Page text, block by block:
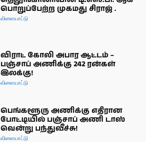
பொறுப்பேற்ற முகமது சிராஜ் .
விளையாட்டு
விராட் கோலி அபார ஆட்டம் –
பஞ்சாப் அணிக்கு 242 ரன்கள்
இலக்கு!
விளையாட்டு
பெங்களூரு அணிக்கு எதிரான
போட்டியில் பஞ்சாப் அணி டாஸ்
வென்று பந்துவீச்சு!
விளையாட்டு